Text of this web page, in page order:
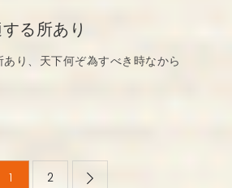
る所あり
り、天下何ぞ為すべき時なから
1 2